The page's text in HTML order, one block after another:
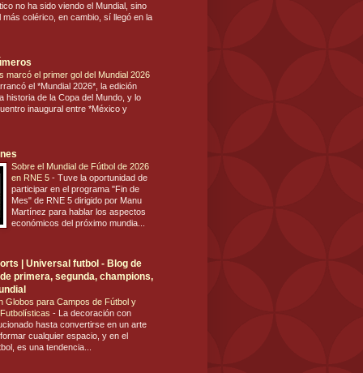
no ha sido viendo el Mundial, sino
más colérico, en cambio, sí llegó en la
marcó el primer gol del Mundial 2026
el *Mundial 2026*, la edición
historia de la Copa del Mundo, y lo
inaugural entre *México y
Sobre el Mundial de Fútbol de 2026
en RNE 5 - Tuve la oportunidad de
participar en el programa "Fin de
Mes" de RNE 5 dirigido por Manu
Martínez para hablar los aspectos
económicos del próximo mundia...
| Universal futbol - Blog de
primera, segunda, champions,
Globos para Campos de Fútbol y
- La decoración con
hasta convertirse en un arte
cualquier espacio, y en el
es una tendencia...